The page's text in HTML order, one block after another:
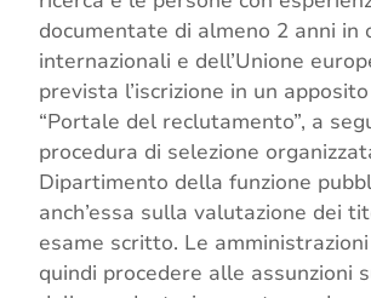
documentate di almeno 2 anni in
internazionali e dell’Unione
prevista l’iscrizione in un
“Portale del reclutamento”, a
procedura di selezione
Dipartimento della funzione
anch’essa sulla valutazione dei
esame scritto. Le
quindi procedere alle assunzioni